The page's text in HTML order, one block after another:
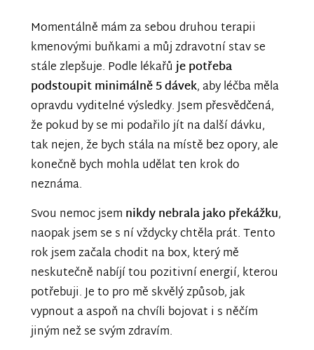
Momentálně mám za sebou druhou terapii
kmenovými buňkami a můj zdravotní stav se
stále zlepšuje. Podle lékařůje potřeba
podstoupit minimálně 5 dávek, aby léčba měla
opravdu vyditelné výsledky. Jsem přesvědčená,
že pokud by se mi podařilo jít na další dávku,
tak nejen, že bych stála na místě bez opory, ale
konečně bych mohla udělat ten krok do
neznáma.
Svou nemoc jsem nikdy nebrala jako překážku,
naopak jsem se s ní vždycky chtěla prát. Tento
rok jsem začala chodit na box, který mě
neskutečně nabíjí tou pozitivní energií, kterou
potřebuji. Je to pro mě skvělý způsob, jak
vypnout a aspoň na chvíli bojovat i s něčím
jiným než se svým zdravím.